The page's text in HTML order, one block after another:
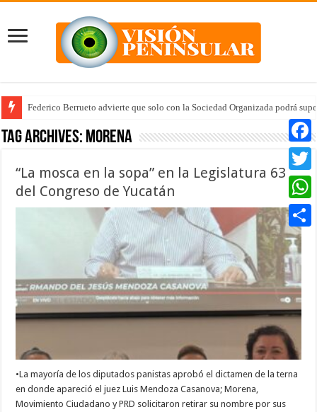
Federico Berrueto advierte que solo con la Sociedad Organizada podrá
Arrancan la tercera etapa de Médico 24/7
Tag Archives: MORENA
“La mosca en la sopa” en la Legislatura 63
del Congreso de Yucatán
•La mayoría de los diputados panistas aprobó el dictamen de la terna
en donde apareció el juez Luis Mendoza Casanova; Morena,
Movimiento Ciudadano y PRD solicitaron retirar su nombre por sus
Twitter